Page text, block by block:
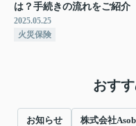
は？手続きの流れをご紹介
2025.05.25
火災保険
おす
お知らせ 株式会社